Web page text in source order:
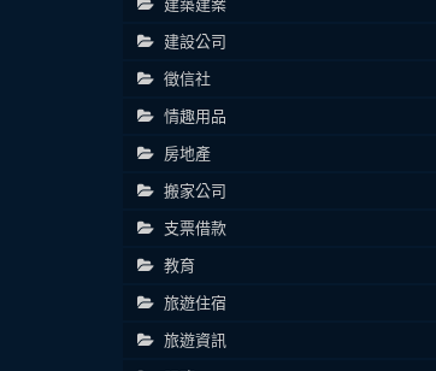
建設公司
徵信社
情趣用品
房地產
搬家公司
支票借款
教育
旅遊住宿
旅遊資訊